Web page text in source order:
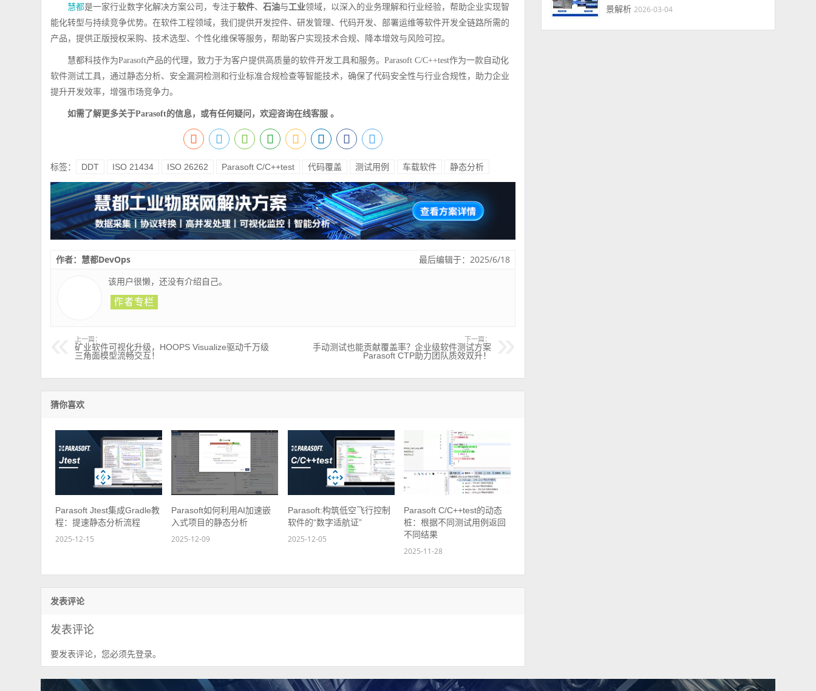
慧都是一家行业数字化解决方案公司，专注于软件、石油与工业领域，以深入的业务理解和行业经验，帮助企业实现智
能化转型与持续竞争优势。在软件工程领域，我们提供开发控件、研发管理、代码开发、部署运维等软件开发全链路所需的
产品，提供正版授权采购、技术选型、个性化维保等服务，帮助客户实现技术合规、降本增效与风险可控。
慧都科技作为Parasoft产品的代理，致力于为客户提供高质量的软件开发工具和服务。Parasoft C/C++test作为一款自动化
软件测试工具，通过静态分析、安全漏洞检测和行业标准合规检查等智能技术，确保了代码安全性与行业合规性，助力企业
提升开发效率，增强市场竞争力。
如需了解更多关于Parasoft的信息，或有任何疑问，欢迎咨询在线客服 。
标签： DDT ISO 21434 ISO 26262 Parasoft C/C++test 代码覆盖 测试用例 车载软件 静态分析
最后编辑于：2025/6/18
作者：慧都DevOps
该用户很懒，还没有介绍自己。
上一篇：
矿业软件可视化升级，HOOPS Visualize驱动千万级
三角面模型流畅交互！
下一篇：
手动测试也能贡献覆盖率？企业级软件测试方案
Parasoft CTP助力团队质效双升！
猜你喜欢
Parasoft Jtest集成Gradle教
程：提速静态分析流程
2025-12-15
Parasoft如何利用AI加速嵌
入式项目的静态分析
2025-12-09
Parasoft:构筑低空飞行控制
软件的“数字适航证”
2025-12-05
Parasoft C/C++test的动态
桩：根据不同测试用例返回
不同结果
2025-11-28
发表评论
发表评论
要发表评论，您必须先登录。
景解析 2026-03-04